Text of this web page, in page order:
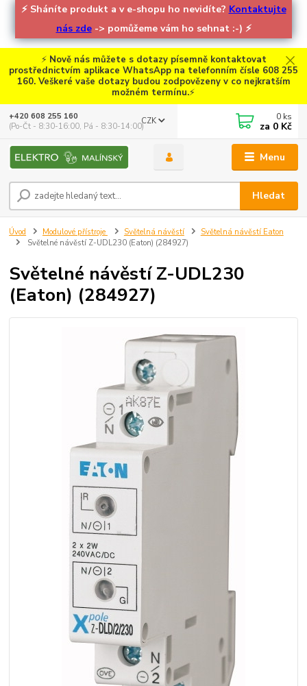
⚡ Sháníte produkt a v e-shopu ho nevidíte? Kontaktujte
nás zde-> pomůžeme vám ho sehnat :-) ⚡
⚡ Nově nás můžete s dotazy písemně kontaktovat
prostřednictvím aplikace WhatsApp na telefonním čísle 608 255
160. Veškeré vaše dotazy budou zodpovězeny v co nejkratším
možném termínu.⚡
Menu
CZK
Hledat
+420 608 255 160
(Po-Čt - 8:30-16:00, Pá - 8:30-14:00)
0 ks
za 0 Kč
Úvod Modulové přístroje Světelná návěstí
Světelná návěstí Eaton
Světelné návěstí Z-UDL230 (Eaton) (284927)
Světelné návěstí Z-UDL230
(Eaton) (284927)